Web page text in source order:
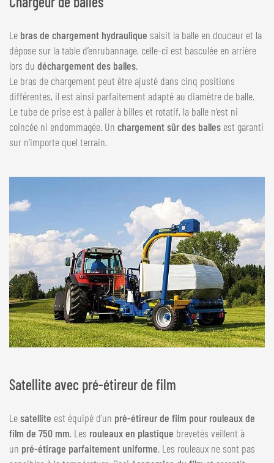
Le bras de chargement hydraulique saisit la balle en douceur et la
dépose sur la table d’enrubannage, celle-ci est basculée en arrière
lors du déchargement des balles.
Le bras de chargement peut être ajusté dans cinq positions
différentes, il est ainsi parfaitement adapté au diamètre de balle.
Le tube de prise est à palier à billes et rotatif, la balle n’est ni
coincée ni endommagée. Un chargement sûr des balles est garanti
sur n'importe quel terrain.
Satellite avec pré-étireur de film
Lesatellite est équipé d'un pré-étireur de film pour rouleaux de
film de 750 mm. Les rouleaux en plastique brevetés veillent à
un pré-étirage parfaitement uniforme. Les rouleaux ne sont pas